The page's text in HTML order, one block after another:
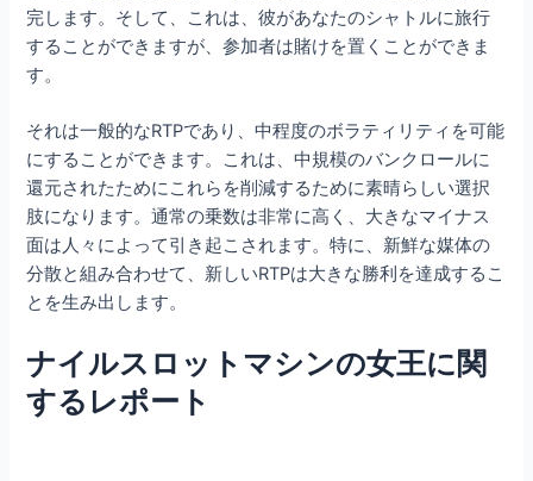
完します。そして、これは、彼があなたのシャトルに旅行
することができますが、参加者は賭けを置くことができま
す。
それは一般的なRTPであり、中程度のボラティリティを可能
にすることができます。これは、中規模のバンクロールに
還元されたためにこれらを削減するために素晴らしい選択
肢になります。通常の乗数は非常に高く、大きなマイナス
面は人々によって引き起こされます。特に、新鮮な媒体の
分散と組み合わせて、新しいRTPは大きな勝利を達成するこ
とを生み出します。
ナイルスロットマシンの女王に関
するレポート